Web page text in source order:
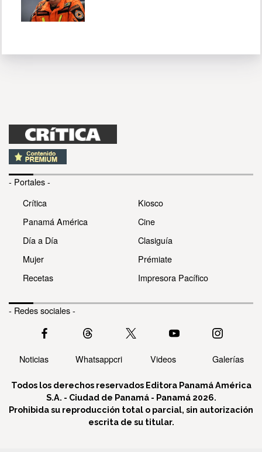
- Portales -
Crítica
Panamá América
Día a Día
Mujer
Recetas
Kiosco
Cine
Clasiguía
Prémiate
Impresora Pacífico
- Redes sociales -
Noticias Whatsappcri Videos Galerías
Todos los derechos reservados Editora Panamá América
S.A. - Ciudad de Panamá - Panamá 2026.
Prohibida su reproducción total o parcial, sin autorización
escrita de su titular.